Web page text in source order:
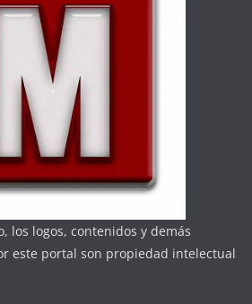
los logos, contenidos y demás
este portal son propiedad intelectual